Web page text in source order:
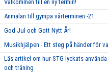
Välkommen till en ny termin!
Anmälan till gympa vårterminen -21
God Jul och Gott Nytt År!
Musikhjälpen - Ett steg på händer för
Läs artikel om hur STG lyckats
och träning